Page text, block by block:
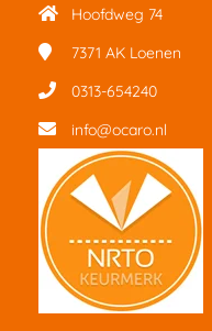
Hoofdweg 74
7371 AK Loenen
0313-654240
info@ocaro.nl